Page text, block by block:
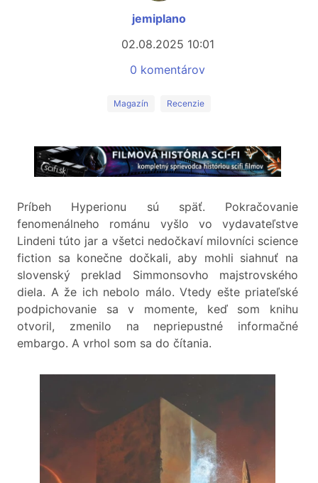
jemiplano
02.08.2025 10:01
0 komentárov
Magazín Recenzie
Príbeh Hyperionu sú späť. Pokračovanie
fenomenálneho románu vyšlo vo vydavateľstve
Lindeni túto jar a všetci nedočkaví milovníci science
fiction sa konečne dočkali, aby mohli siahnuť na
slovenský preklad Simmonsovho majstrovského
diela. A že ich nebolo málo. Vtedy ešte priateľské
podpichovanie sa v momente, keď som knihu
otvoril, zmenilo na nepriepustné informačné
embargo. A vrhol som sa do čítania.